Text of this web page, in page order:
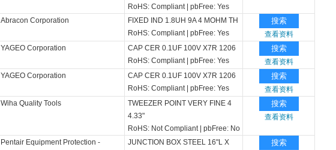
RoHS: Compliant pbFree: Yes
Abracon Corporation
FIXED IND 1.8UH 9A 4 MOHM TH
RoHS: Compliant pbFree: Yes
搜索
查看资料
YAGEO Corporation
CAP CER 0.1UF 100V X7R 1206
RoHS: Compliant pbFree: Yes
搜索
查看资料
YAGEO Corporation
CAP CER 0.1UF 100V X7R 1206
RoHS: Compliant pbFree: Yes
搜索
查看资料
Wiha Quality Tools
TWEEZER POINT VERY FINE 4
4.33"
RoHS: Not Compliant pbFree: No
搜索
查看资料
Pentair Equipment Protection -
JUNCTION BOX STEEL 16"L X
搜索